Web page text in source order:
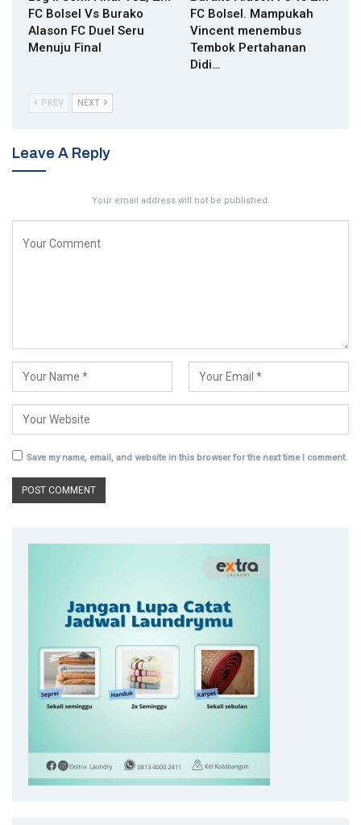
FC Bolsel Vs Burako
Alason FC Duel Seru
Menuju Final
FC Bolsel. Mampukah
Vincent menembus
Tembok Pertahanan
Didi…
PREV NEXT
Leave A Reply
Your email address will not be published.
Save my name, email, and website in this browser for the next time I comment.